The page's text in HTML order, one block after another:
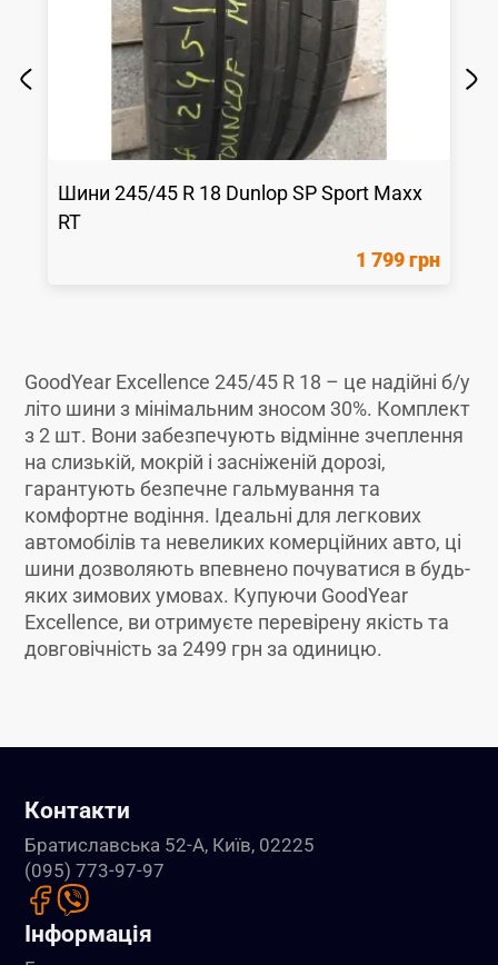
Шини245/45 R 18 Dunlop SP Sport Maxx
RT
1 799 грн
GoodYear Excellence 245/45 R 18 – це надійні б/у
літо шини з мінімальним зносом 30%. Комплект
з 2 шт. Вони забезпечують відмінне зчеплення
на слизькій, мокрій і засніженій дорозі,
гарантують безпечне гальмування та
комфортне водіння. Ідеальні для легкових
автомобілів та невеликих комерційних авто, ці
шини дозволяють впевнено почуватися в будь-
яких зимових умовах. Купуючи GoodYear
Excellence, ви отримуєте перевірену якість та
довговічність за 2499 грн за одиницю.
Контакти
Братиславська 52-А, Київ, 02225
(095) 773-97-97
Інформація